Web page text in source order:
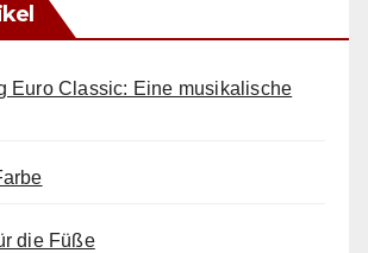
Euro Classic: Eine musikalische
die Füße